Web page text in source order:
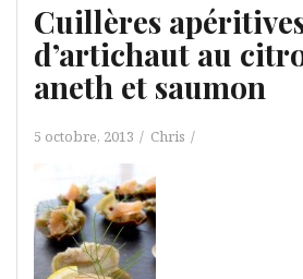
Cuillères
d’artichaut au
aneth et saumon
5 octobre, 2013 Chris